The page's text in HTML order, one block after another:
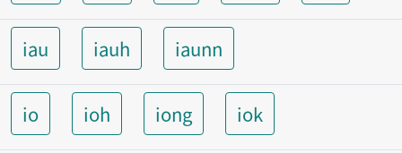
iau iauh iaunn
io ioh iong iok